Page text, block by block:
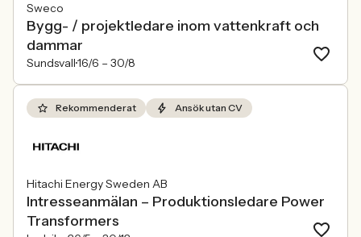
Sweco
Bygg- / projektledare inom vattenkraft och
dammar
Sundsvall16/6 – 30/8
Rekommenderat Ansök utan CV
Hitachi Energy Sweden AB
Intresseanmälan – Produktionsledare Power
Transformers